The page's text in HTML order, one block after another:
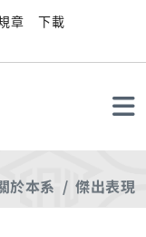
章
下載
於本系 傑出表現